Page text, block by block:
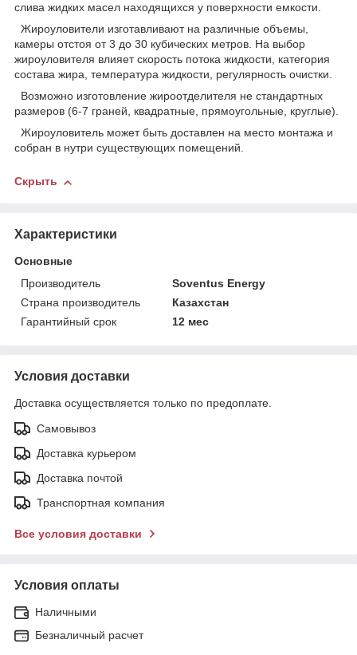
слива жидких масел находящихся у поверхности емкости.
Жироуловители изготавливают на различные объемы,
камеры отстоя от 3 до 30 кубических метров. На выбор
жироуловителя влияет скорость потока жидкости, категория
состава жира, температура жидкости, регулярность очистки.
Возможно изготовление жироотделителя не стандартных
размеров (6-7 граней, квадратные, прямоугольные, круглые).
Жироуловитель может быть доставлен на место монтажа и
собран в нутри существующих помещений.
Скрыть
Характеристики
Основные
Производитель
Soventus Energy
Страна производитель
Казахстан
Гарантийный срок
12 мес
Условия доставки
Доставка осуществляется только по предоплате.
Самовывоз
Доставка курьером
Доставка почтой
Транспортная компания
Все условия доставки
Условия оплаты
Наличными
Безналичный расчет